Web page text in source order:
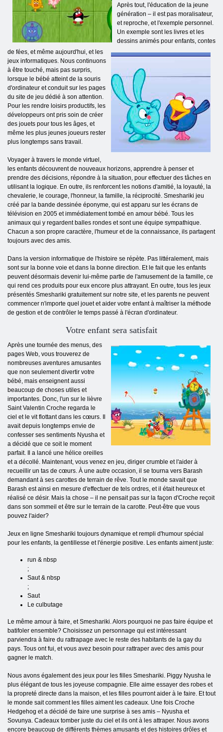
Après tout, l'éducation de la jeune
génération – il est pas moralisateur,
et reproche, et l'exemple personnel.
Un exemple sont les livres et les
dessins animés pour enfants, contes
de fées, et même aujourd'hui, et les
jeux informatiques. Nous continuons
à être touché, mais pas surpris,
lorsque le bébé atteint de la souris
d'ordinateur et conduit sur les pages
du site de jeu dédié à son attention.
Pour les rendre loisirs productifs, les
développeurs ont pris soin de créer
des jouets pour tous les âges, et
même les plus jeunes joueurs rester
plus longtemps sans travail.
Voyager à travers le monde virtuel,
les enfants découvrent de nouveaux horizons, apprendre à penser et
prendre des décisions, répondre à la situation, pour effectuer des tâches en
utilisant la logique. En outre, ils renforcent les notions d'amitié, la loyauté, la
chevalerie, le courage, l'honneur, la famille, la réciprocité. Smeshariki jeu
créé par la bande dessinée éponyme, qui est apparu sur les écrans de
télévision en 2005 et immédiatement tombé en amour bébé. Tous les
animaux qui y regardent balles rondes et sont une équipe sympathique.
Chacun a son propre caractère, l'humeur et de la connaissance, ils partagent
toujours avec des amis.
Dans la version informatique de l'histoire se répète. Pas littéralement, mais
sont sur la bonne voie et dans la bonne direction. Et le fait que les enfants
peuvent désormais devenir lui-même partie de l'amusement de la famille, ce
qui rend ces produits pour eux encore plus attrayant. En outre, tous les jeux
présentés Smeshariki gratuitement sur notre site, et les parents ne peuvent
commencer n'importe quel jouet et aider votre enfant à maîtriser la méthode
de gestion et de contrôler le temps passé à l'écran d'ordinateur.
Votre enfant sera satisfait
Après une tournée des menus, des
pages Web, vous trouverez de
nombreuses aventures amusantes
que non seulement divertir votre
bébé, mais enseignent aussi
beaucoup de choses utiles et
importantes. Donc, l'un sur le lièvre
Saint Valentin Croche regarda le
ciel et le vit flottant dans les cœurs. Il
avait depuis longtemps envie de
confesser ses sentiments Nyusha et
a décidé que ce soit le moment
parfait. Il a lancé une hélice oreilles
et a décollé. Maintenant, vous venez en jeu, diriger crumble et l'aider à
recueillir un tas de cœurs. À une autre occasion, il se tourna vers Barash
demandant à ses carottes de terrain de rêve. Tout le monde savait que
Barash est ainsi en mesure d'effectuer de tels ordres, et il était heureux et
réalisé ce désir. Mais la chose – il ne pensait pas sur la façon d'Croche reçoit
dans son sommeil et être sur le terrain de la carotte. Peut-être que vous
pouvez l'aider?
Jeux en ligne Smeshariki toujours dynamique et rempli d'humour spécial
pour les enfants, la gentillesse et l'énergie positive. Les enfants aiment juste:
run & nbsp
;
Saut & nbsp
;
Saut
Le culbutage
Le même amour à faire, et Smeshariki. Alors pourquoi ne pas faire équipe et
batifoler ensemble? Choisissez un personnage qui est intéressant
parviendra à faire du rattrapage avec le reste des habitants de la gay du
pays. Tous ont fui, et vous avez besoin pour rattraper avec des amis pour
gagner le match.
Nous avons également des jeux pour les filles Smeshariki. Piggy Nyusha le
plus élégant de tous les joyeuse compagnie. Elle aime essayer des robes et
la propreté directe dans la maison, et les filles pourront aider à le faire. Et tout
le monde sait comment les filles aiment les cadeaux. Une fois Croche
Hedgehog et a décidé de faire une surprise à ses amis – Nyusha et
Sovunya. Cadeaux tomber juste du ciel et ils ont à les attraper. Nous avons
encore beaucoup de différents thèmes amusants et des histoires drôles et